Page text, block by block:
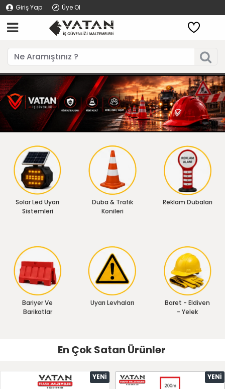
Giriş Yap Üye Ol
Solar Led Uyarı
Sistemleri
Duba & Trafik
Konileri
Reklam Dubaları
Bariyer Ve
Barikatlar
Uyarı Levhaları
Baret - Eldiven
- Yelek
En Çok Satan Ürünler
YENI YENI